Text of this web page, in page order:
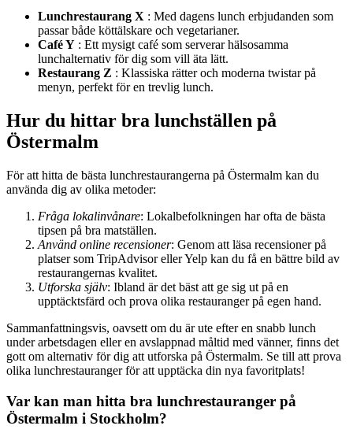
Lunchrestaurang X : Med dagens lunch erbjudanden som
passar både köttälskare och vegetarianer.
Café Y : Ett mysigt café som serverar hälsosamma
lunchalternativ för dig som vill äta lätt.
Restaurang Z : Klassiska rätter och moderna twistar på
menyn, perfekt för en trevlig lunch.
Hur du hittar bra lunchställen på
Östermalm
För att hitta de bästa lunchrestaurangerna på Östermalm kan du
använda dig av olika metoder:
Fråga lokalinvånare: Lokalbefolkningen har ofta de bästa
tipsen på bra matställen.
Använd online recensioner: Genom att läsa recensioner på
platser som TripAdvisor eller Yelp kan du få en bättre bild av
restaurangernas kvalitet.
Utforska själv: Ibland är det bäst att ge sig ut på en
upptäcktsfärd och prova olika restauranger på egen hand.
Sammanfattningsvis, oavsett om du är ute efter en snabb lunch
under arbetsdagen eller en avslappnad måltid med vänner, finns det
gott om alternativ för dig att utforska på Östermalm. Se till att prova
olika lunchrestauranger för att upptäcka din nya favoritplats!
Var kan man hitta bra lunchrestauranger på
Östermalm i Stockholm?